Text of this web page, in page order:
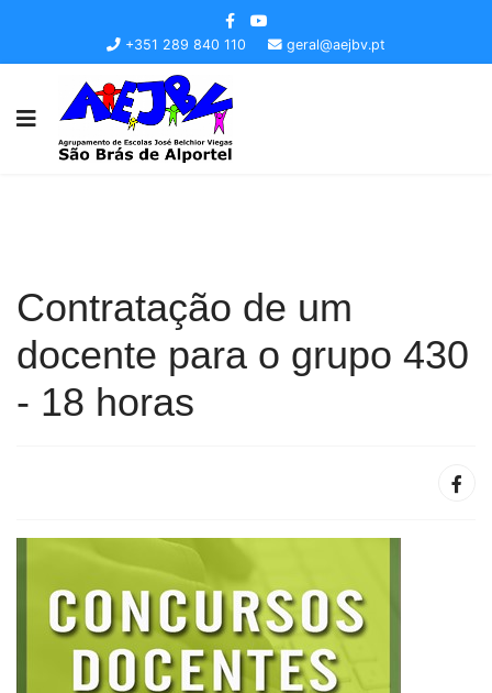
+351 289 840 110 geral@aejbv.pt
Contratação de um
docente para o grupo 430
- 18 horas